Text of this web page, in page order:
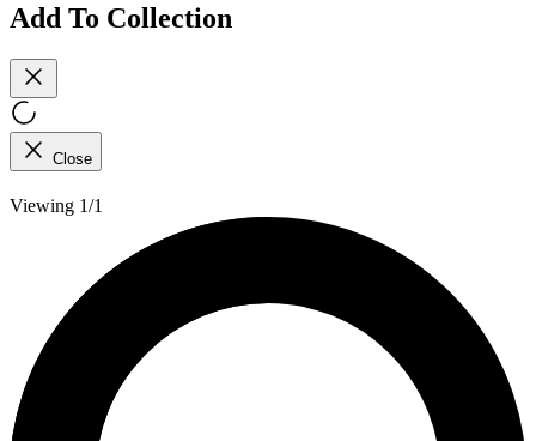
Add To Collection
Close
Viewing 1/1